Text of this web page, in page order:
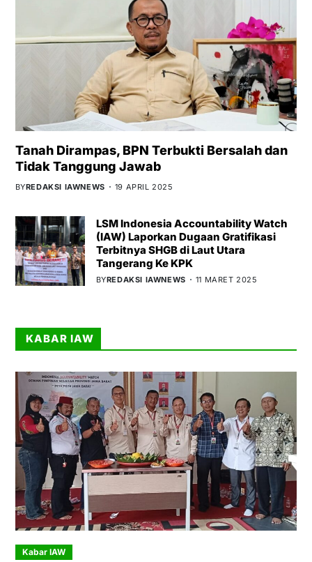
Tanah Dirampas, BPN Terbukti Bersalah dan
Tidak Tanggung Jawab
BYREDAKSI IAWNEWS 19 APRIL 2025
LSM Indonesia Accountability Watch
(IAW) Laporkan Dugaan Gratifikasi
Terbitnya SHGB di Laut Utara
Tangerang Ke KPK
BYREDAKSI IAWNEWS 11 MARET 2025
KABAR IAW
Kabar IAW